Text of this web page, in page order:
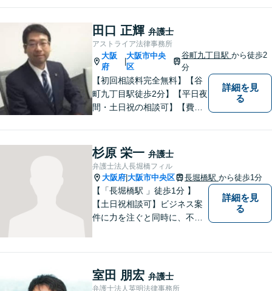
強く意識しております！
田口 正輝 弁護士
アストライア法律事務所
大阪
府
|
大阪市中央
区
谷町九丁目駅から徒歩2
分
【初回相談料完全無料】【谷
町九丁目駅徒歩2分】【平日夜
間・土日祝の相談可】【費用
いたします。
詳細を見
る
杉原 栄一 弁護士
弁護士法人長堀橋フィル
大阪府 大阪市中央区 長堀橋駅 から徒歩1分
【「長堀橋駅 」徒歩1分 】
【土日祝相談可】ビジネス案
件に力を注ぐと同時に、不動
件、刑事事件など、多岐にわ
たる事件を扱っています。
詳細を見
る
室田 朋宏 弁護士
弁護士法人英明法律事務所